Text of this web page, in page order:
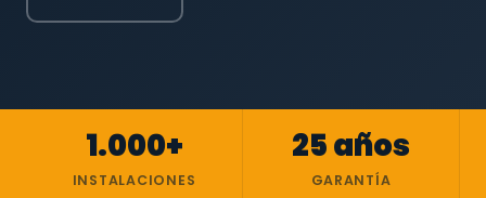
1.000+
INSTALACIONES
25 años
GARANTÍA